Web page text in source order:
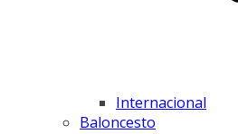
Internacional
Baloncesto